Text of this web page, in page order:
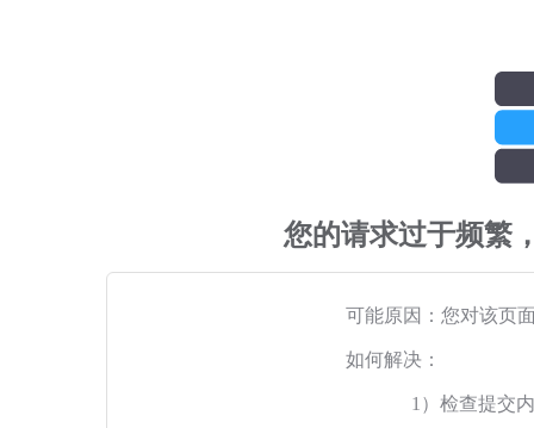
您的请求过于频繁
可能原因：您对该页
如何解决：
1）检查提交